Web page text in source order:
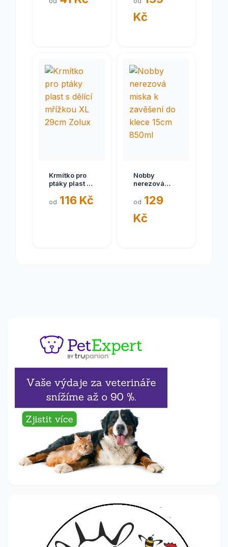
Kč
Krmítko pro
ptáky plast s
mřížkou XL
od 116 Kč
Nobby
nerezová
zavěšení do
850ml
od 129
Kč